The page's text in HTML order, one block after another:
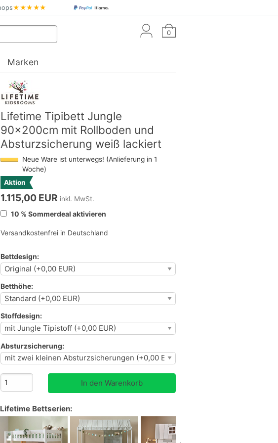
★★★★★
0
Marken
Lifetime Tipibett Jungle
90x200cm mit Rollboden und
Absturzsicherung weiß lackiert
Neue Ware ist unterwegs! (Anlieferung in 1
Woche)
Aktion
1.115,00 EUR inkl. MwSt.
10 % Sommerdeal aktivieren
Versandkostenfrei in Deutschland
Bettdesign:
Betthöhe:
Stoffdesign:
Absturzsicherung:
Lifetime Bettserien: